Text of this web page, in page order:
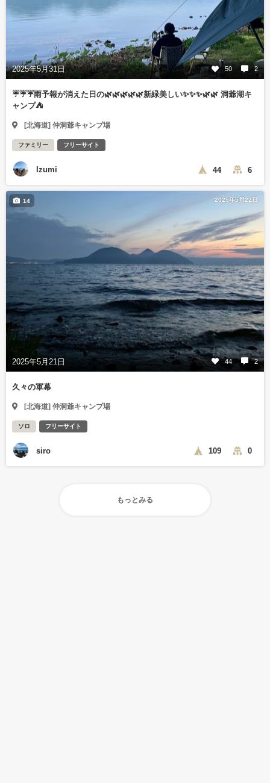
2025年5月31日 50 2
☔️☔️☔️雨予報が消えた日の🌿🌿🌿🌿🌿新緑美しい✨✨✨🌿🌿 洞爺湖キ
ャンプ⛺️
[北海道] 仲洞爺キャンプ場
ファミリー フリーサイト
Izumi 44 6
2025年5月22日
2025年5月21日 44 2
14
久々の軍幕
[北海道] 仲洞爺キャンプ場
ソロ フリーサイト
siro 109 0
もっとみる